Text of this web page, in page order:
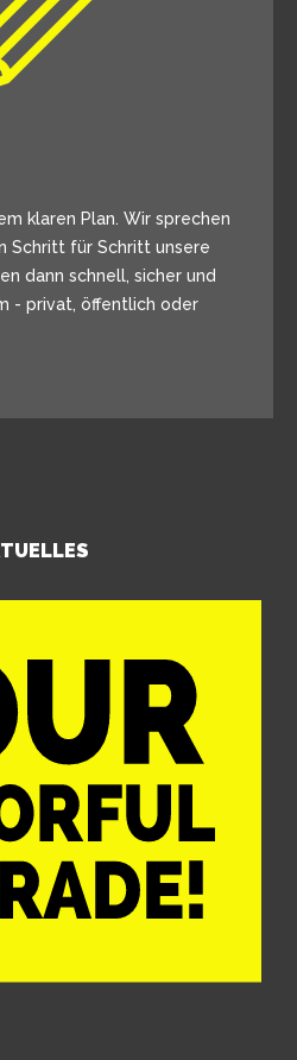
klaren Plan. Wir sprechen
Schritt für Schritt unsere
dann schnell, sicher und
- privat, öffentlich oder